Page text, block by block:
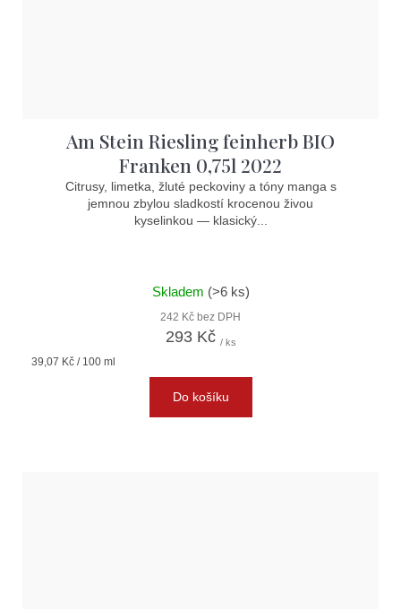
Am Stein Riesling feinherb BIO
Franken 0,75l 2022
Citrusy, limetka, žluté peckoviny a tóny manga s
jemnou zbylou sladkostí krocenou živou
kyselinkou — klasický...
Skladem (>6 ks)
242 Kč bez DPH
293 Kč / ks
Měrná
39,07 Kč / 100 ml
Do košíku